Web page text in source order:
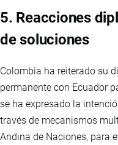
5. Reacciones
de soluciones
Colombia ha reiterado su
permanente con Ecuador
se ha expresado la
través de mecanismos
Andina de Naciones, para